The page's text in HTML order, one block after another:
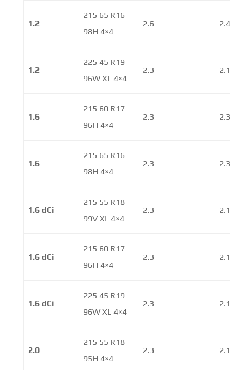
1.2
215 65 R16
98H 4×4
2.6
1.2
225 45 R19
96W XL 4×4
2.3
1.6
215 60 R17
96H 4×4
2.3
1.6
215 65 R16
98H 4×4
2.3
1.6 dCi
215 55 R18
99V XL 4×4
2.3
1.6 dCi
215 60 R17
96H 4×4
2.3
1.6 dCi
225 45 R19
96W XL 4×4
2.3
2.0
215 55 R18
95H 4×4
2.3